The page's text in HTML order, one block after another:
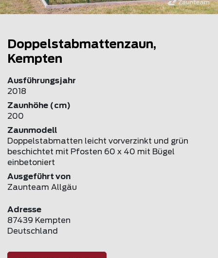
Doppelstabmattenzaun,
Kempten
Ausführungsjahr
2018
Zaunhöhe (cm)
200
Zaunmodell
Doppelstabmatten leicht vorverzinkt und grün
beschichtet mit Pfosten 60 x 40 mit Bügel
einbetoniert
Ausgeführt von
Zaunteam Allgäu
Adresse
87439 Kempten
Deutschland